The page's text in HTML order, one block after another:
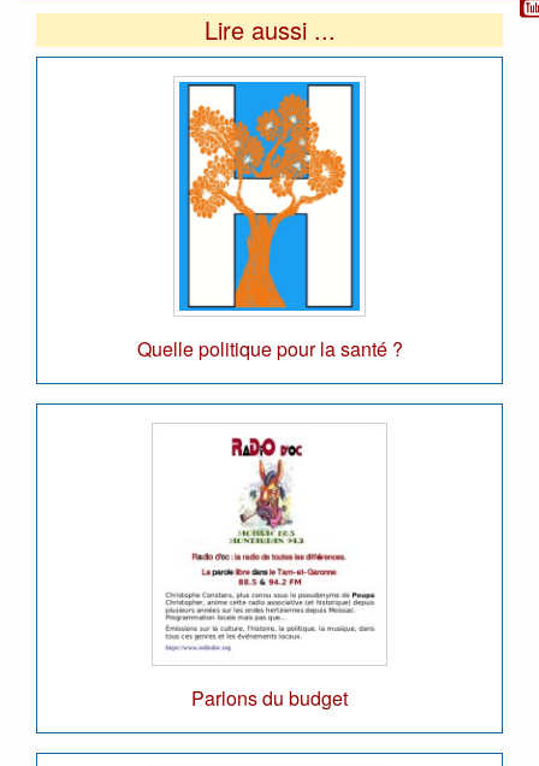
Lire aussi ...
Quelle politique pour la santé ?
Parlons du budget